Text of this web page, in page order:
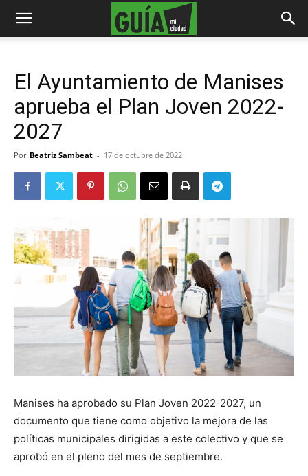
El Ayuntamiento de Manises
aprueba el Plan Joven 2022-
2027
Por Beatriz Sambeat - 17 de octubre de 2022
Manises ha aprobado su Plan Joven 2022-2027, un
documento que tiene como objetivo la mejora de las
políticas municipales dirigidas a este colectivo y que se
aprobó en el pleno del mes de septiembre.